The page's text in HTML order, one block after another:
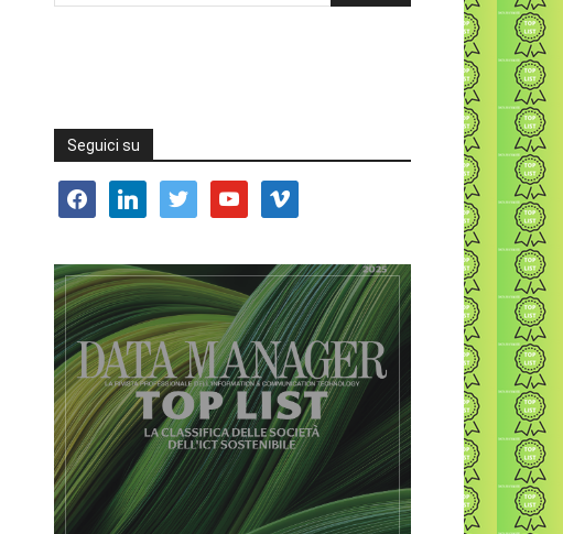
Seguici su
facebooklinkedin twitter youtube vimeo